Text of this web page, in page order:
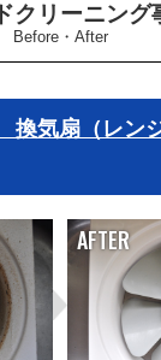
クリーニング
Before・After
換気扇（レン
AFTER